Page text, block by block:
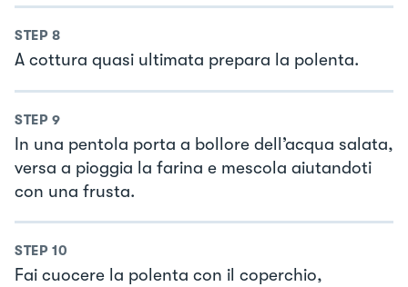
STEP 8
A cottura quasi ultimata prepara la polenta.
STEP 9
In una pentola porta a bollore dell’acqua salata,
versa a pioggia la farina e mescola aiutandoti
con una frusta.
STEP 10
Fai cuocere la polenta con il coperchio,